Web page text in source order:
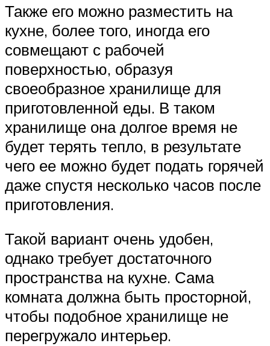
Также его можно разместить на
кухне, более того, иногда его
совмещают с рабочей
поверхностью, образуя
своеобразное хранилище для
приготовленной еды. В таком
хранилище она долгое время не
будет терять тепло, в результате
чего ее можно будет подать горячей
даже спустя несколько часов после
приготовления.
Такой вариант очень удобен,
однако требует достаточного
пространства на кухне. Сама
комната должна быть просторной,
чтобы подобное хранилище не
перегружало интерьер.